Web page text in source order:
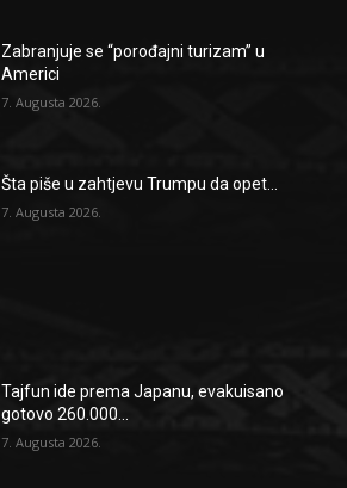
Zabranjuje se “porođajni turizam” u
Americi
7. Augusta 2026.
Šta piše u zahtjevu Trumpu da opet...
7. Augusta 2026.
Tajfun ide prema Japanu, evakuisano
gotovo 260.000...
7. Augusta 2026.